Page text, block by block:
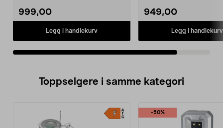
999,00
Legg i handlekurv
949,00
Legg i handlekurv
Toppselgere i samme kategori
-50%